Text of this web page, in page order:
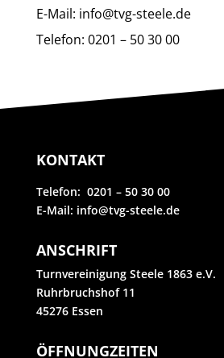
E-Mail: info@tvg-steele.de
Telefon: 0201 – 50 30 00
KONTAKT
Telefon: 0201 – 50 30 00
E-Mail: info@tvg-steele.de
ANSCHRIFT
Turnvereinigung Steele 1863 e.V.
Ruhrbruchshof 11
45276 Essen
ÖFFNUNGZEITEN